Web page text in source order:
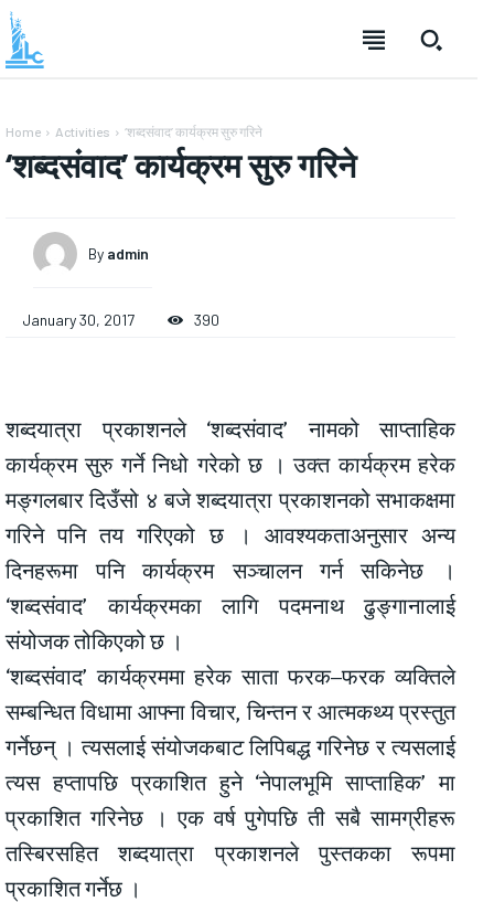
Home Activities ‘शब्दसंवाद’ कार्यक्रम सुरु गरिने
‘शब्दसंवाद’ कार्यक्रम सुरु गरिने
By admin
January 30, 2017 390
शब्दयात्रा प्रकाशनले ‘शब्दसंवाद’ नामको साप्ताहिक
कार्यक्रम सुरु गर्ने निधो गरेको छ । उक्त कार्यक्रम हरेक
मङ्गलबार दिउँसो ४ बजे शब्दयात्रा प्रकाशनको सभाकक्षमा
गरिने पनि तय गरिएको छ । आवश्यकताअनुसार अन्य
दिनहरूमा पनि कार्यक्रम सञ्चालन गर्न सकिनेछ ।
‘शब्दसंवाद’ कार्यक्रमका लागि पदमनाथ ढुङ्गानालाई
संयोजक तोकिएको छ ।
‘शब्दसंवाद’ कार्यक्रममा हरेक साता फरक–फरक व्यक्तिले
सम्बन्धित विधामा आफ्ना विचार, चिन्तन र आत्मकथ्य प्रस्तुत
गर्नेछन् । त्यसलाई संयोजकबाट लिपिबद्ध गरिनेछ र त्यसलाई
त्यस हप्तापछि प्रकाशित हुने ‘नेपालभूमि साप्ताहिक’ मा
प्रकाशित गरिनेछ । एक वर्ष पुगेपछि ती सबै सामग्रीहरू
तस्बिरसहित शब्दयात्रा प्रकाशनले पुस्तकका रूपमा
प्रकाशित गर्नेछ ।